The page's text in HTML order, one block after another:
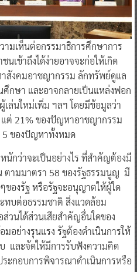
ามเห็นต่อกรรมาธิการศึกษาการ
นเข้าถึงได้ง่ายอาจจะก่อให้เกิด
งคมอาชญากรรม ลักทรัพย์ดูแล
กษา และอาจกลายเป็นแหล่งฟอก
ล่นใหม่เพิ่ม ฯลฯ โดยมีข้อมูลว่า
ต่ 21% ของปัญหาอาชญากรรม
ของปัญหาทั้งหมด
นักว่าจะเป็นอย่างไร ที่สำคัญต้องมี
ตามมาตรา 58 ของรัฐธรรมนูญ มี
ของรัฐ หรือรัฐจะอนุญาตให้ผู้ใด
ทบต่อธรรมชาติ สิ่งแวดล้อม
นได้ส่วนเสียสำคัญอื่นใดของ
อย่างรุนแรง รัฐต้องดำเนินการให้
และจัดให้มีการรับฟังความคิด
ะกอบการพิจารณาดำเนินการหรือ